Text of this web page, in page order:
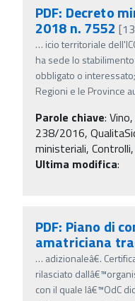
PDF: Decreto
2018 n. 7552
… icio territoriale
ha sede lo
obbligato o
Regioni e le Province
Parole chiave:
238/2016,
ministeriali,
Ultima modifica:
PDF: Piano di
amatriciana
… adizionaleâ€.
rilasciato
con il quale lâ€™OdC